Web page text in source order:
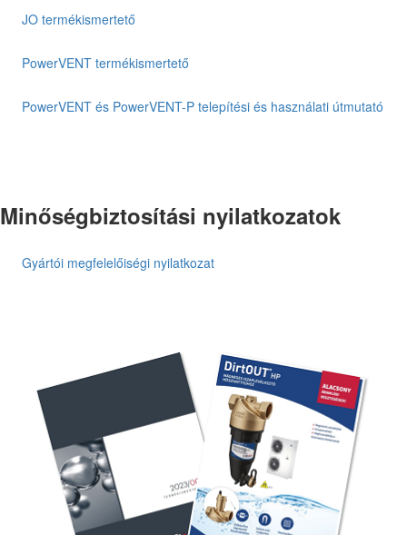
JO termékismertető
PowerVENT termékismertető
PowerVENT és PowerVENT-P telepítési és használati útmutató
Minőségbiztosítási nyilatkozatok
Gyártói megfelelőiségi nyilatkozat